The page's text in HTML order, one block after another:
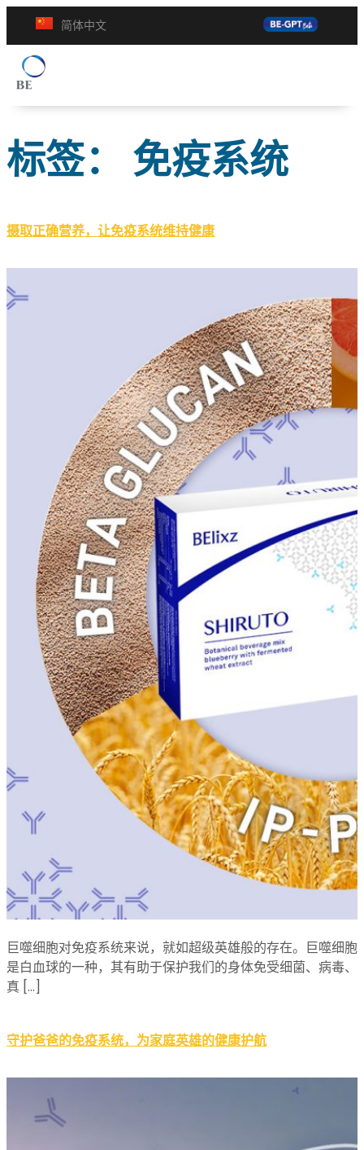
简体中文
标签： 免疫系统
摄取正确营养，让免疫系统维持健康
巨噬细胞对免疫系统来说，就如超级英雄般的存在。巨噬细胞
是白血球的一种，其有助于保护我们的身体免受细菌、病毒、
真 […]
守护爸爸的免疫系统，为家庭英雄的健康护航